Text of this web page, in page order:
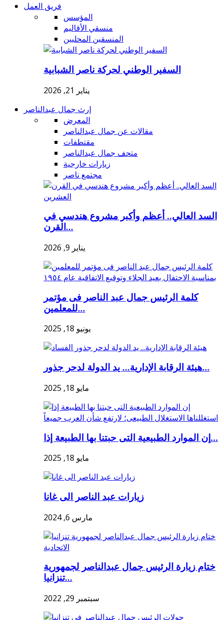
فريق العمل
المؤسس
منسقي الأقاليم
المنسقين المحليين
السفير الوطني لحركة ناصر الشبابية
يناير 21, 2026
إرث جمال عبدالناصر
المعرض
مقالات عن جمال عبدالناصر
مقتطفات
متحف جمال عبدالناصر
زيارات خارجية
مجتمع ناصر
السد العالي.. أعظم وأكبر مشروع هندسي في
القرن...
يناير 9, 2026
كلمة الرئيس جمال عبد الناصر فى مؤتمر
للمعلمين...
يونيو 18, 2025
هيئة الرقابة الإدارية... يد الدولة لدحر جذور...
مايو 18, 2025
إن الموارد الطبيعية التى حبتنا بها الطبيعة إذا...
مايو 18, 2025
زيارات عبد الناصر الى غانا
مارس 6, 2024
ختام زيارة الرئيس جمال عبدالناصر لجمهورية
تنزانيا...
سبتمبر 29, 2022